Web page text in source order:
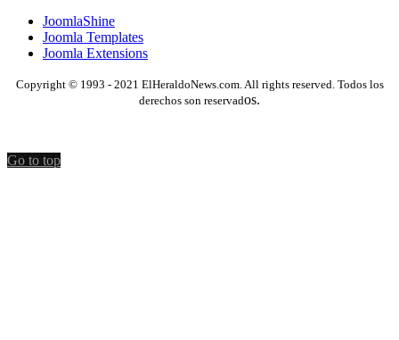
JoomlaShine
Joomla Templates
Joomla Extensions
Copyright © 1993 - 2021 ElHeraldoNews.com. All rights reserved. Todos los
derechos son reservados.
Go to top